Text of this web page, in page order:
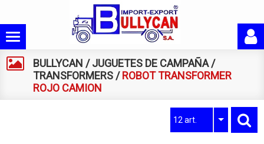
BULLYCAN /JUGUETES DE CAMPAÑA/
TRANSFORMERS /ROBOT TRANSFORMER
ROJO CAMION
12 art.